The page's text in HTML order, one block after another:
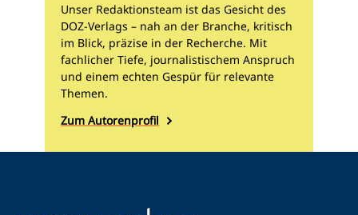
Unser Redaktionsteam ist das Gesicht des
DOZ-Verlags – nah an der Branche, kritisch
im Blick, präzise in der Recherche. Mit
fachlicher Tiefe, journalistischem Anspruch
und einem echten Gespür für relevante
Themen.
Zum Autorenprofil